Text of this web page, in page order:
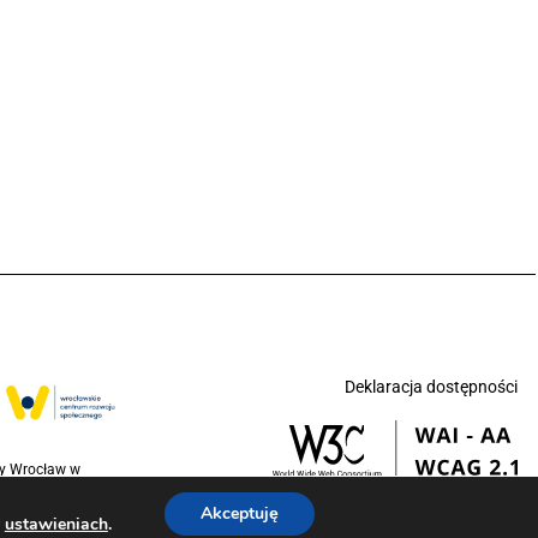
Wrocław w
Deklaracja dostępności
ustawieniach. Akceptuję